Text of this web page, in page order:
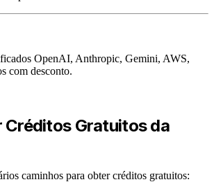
OpenAI, Anthropic, Gemini, AWS,
com desconto.
Créditos Gratuitos da
caminhos para obter créditos gratuitos: